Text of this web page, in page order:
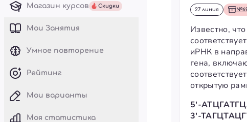
Магазин курсов Скидки
Mои Занятия
Умное повторение
Рейтинг
Мои варианты
Моя статистика
27 линия
Известно,
иРНК в
гена,
открытую
5'-
3'-